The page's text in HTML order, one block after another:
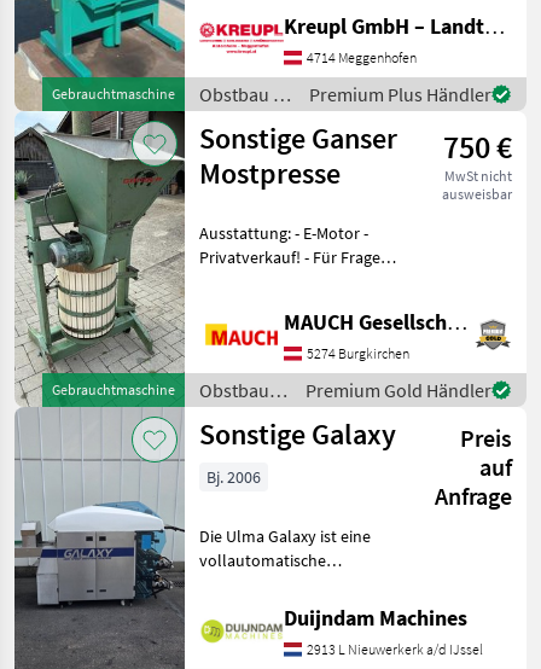
Gebrauchtmaschine
angebauter Mühle! Mit
Presstücher und
Presseinlagen! Ölwechse
Kreupl GmbH – Landtechnik – Schlosserei – Anhänger
4714 Meggenhofen
Obstbau /
Voran
Premium Plus Händler
Gebrauchtmaschine
Sonstige Ganser
Mostpresse
750 €
MwSt nicht
ausweisbar
Ausstattung: - E-Motor -
Privatverkauf! - Für Fragen
ausreichend Zeit für Sie
nehmen kann, bitte ich Sie
MAUCH Gesellschaft m.b.H. & Co.KG
5274 Burgkirchen
Obstbau /
Sonstige
Premium Gold Händler
Sonstige Galaxy
Preis
auf
Anfrage
Bj. 2006
Die Ulma Galaxy ist eine
vollautomatische
zum Verpacken von
Frischprodukten auf
Duijndam Machines
2913 L Nieuwerkerk a/d IJssel